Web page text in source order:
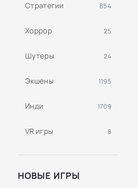
Стратегии 854
Хоррор 25
Шутеры 24
Экшены 1195
Инди 1709
VR игры 8
НОВЫЕ ИГРЫ